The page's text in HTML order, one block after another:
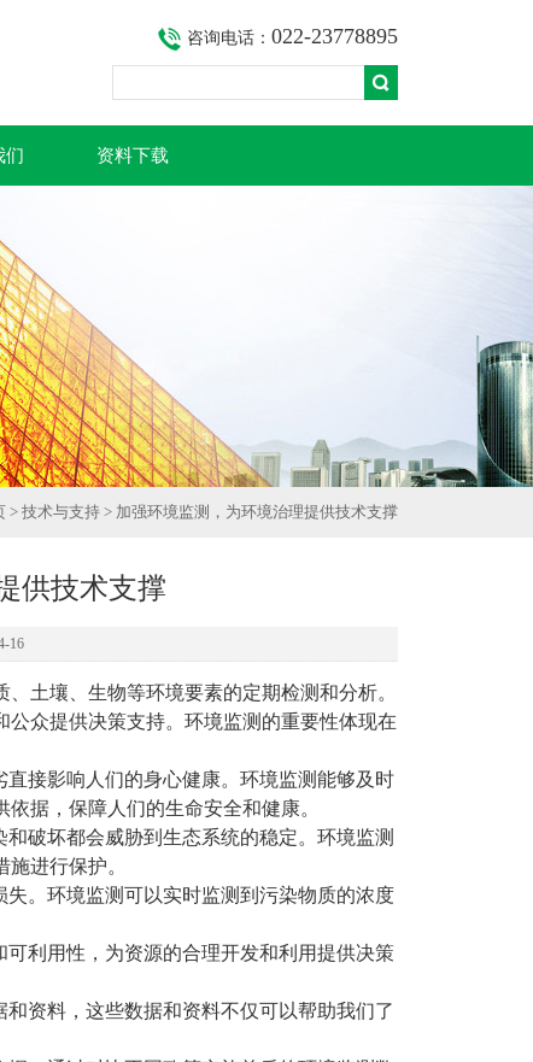
咨询电话： 022-23778895
们 资料下载
> 技术与支持 > 加强环境监测，为环境治理提供技术支撑
供技术支撑
16
土壤、生物等环境要素的定期检测和分析。
众提供决策支持。环境监测的重要性体现在
接影响人们的身心健康。环境监测能够及时
依据，保障人们的生命安全和健康。
破坏都会威胁到生态系统的稳定。环境监测
进行保护。
。环境监测可以实时监测到污染物质的浓度
利用性，为资源的合理开发和利用提供决策
资料，这些数据和资料不仅可以帮助我们了